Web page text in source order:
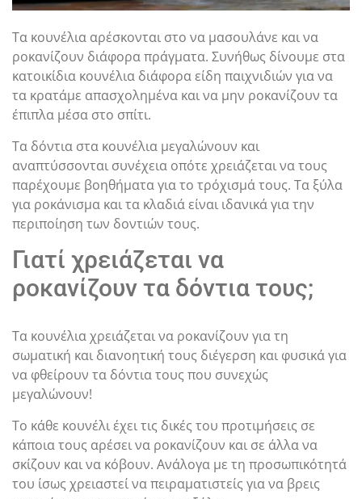
Τα κουνέλια αρέσκονται στο να μασουλάνε και να
ροκανίζουν διάφορα πράγματα. Συνήθως δίνουμε στα
κατοικίδια κουνέλια διάφορα είδη παιχνιδιών για να
τα κρατάμε απασχολημένα και να μην ροκανίζουν τα
έπιπλα μέσα στο σπίτι.
Τα δόντια στα κουνέλια μεγαλώνουν και
αναπτύσσονται συνέχεια οπότε χρειάζεται να τους
παρέχουμε βοηθήματα για το τρόχισμά τους. Τα ξύλα
για ροκάνισμα και τα κλαδιά είναι ιδανικά για την
περιποίηση των δοντιών τους.
Γιατί χρειάζεται να
ροκανίζουν τα δόντια τους;
Τα κουνέλια χρειάζεται να ροκανίζουν για τη
σωματική και διανοητική τους διέγερση και φυσικά για
να φθείρουν τα δόντια τους που συνεχώς
μεγαλώνουν!
Το κάθε κουνέλι έχει τις δικές του προτιμήσεις σε
κάποια τους αρέσει να ροκανίζουν και σε άλλα να
σκίζουν και να κόβουν. Ανάλογα με τη προσωπικότητά
του ίσως χρειαστεί να πειραματιστείς για να βρεις